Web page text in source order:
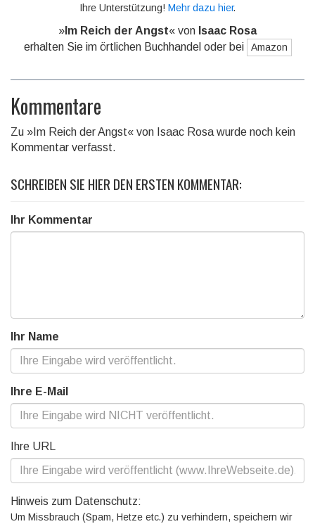
Ihre Unterstützung! Mehr dazu hier.
» Im Reich der Angst« von Isaac Rosa
erhalten Sie im örtlichen Buchhandel oder bei
Amazon
Kommentare
Zu »Im Reich der Angst« von Isaac Rosa wurde noch kein
Kommentar verfasst.
SCHREIBEN SIE HIER DEN ERSTEN KOMMENTAR:
Ihr Kommentar
Ihr Name
Ihre E-Mail
Ihre URL
Hinweis zum Datenschutz:
Um Missbrauch (Spam, Hetze etc.) zu verhindern, speichern wir